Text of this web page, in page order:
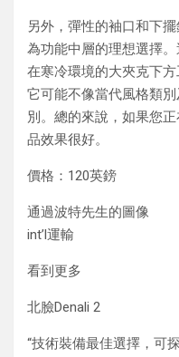
另外，彈性的袖口和下
為功能中層的理想選擇
在寒冷環境的大夾克下
它可能不像當代風格類
別。總的來說，如果您
品效果很好。
價格：120英鎊
通過波特先生的圖像
int’l運輸
看到更多
北臉Denali 2
“技術裝備最佳選擇，可